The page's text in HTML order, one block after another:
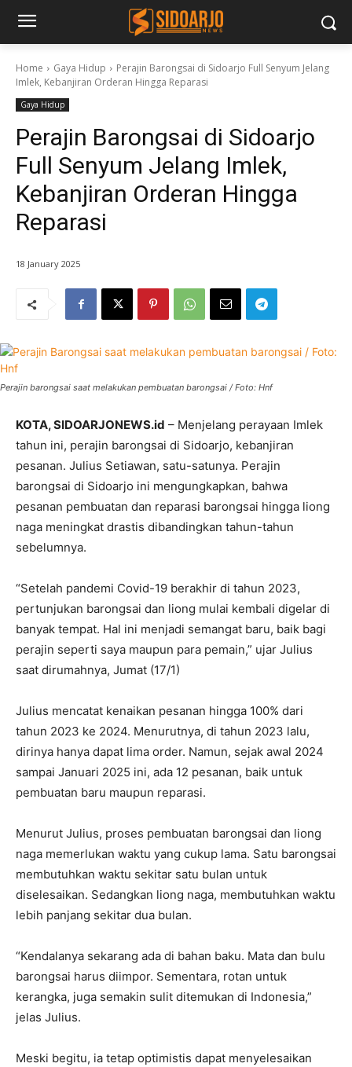
Home Gaya Hidup
Perajin Barongsai di Sidoarjo Full Senyum Jelang
Imlek, Kebanjiran Orderan Hingga Reparasi
Gaya Hidup
Perajin Barongsai di Sidoarjo
Full Senyum Jelang Imlek,
Kebanjiran Orderan Hingga
Reparasi
18 January 2025
Perajin barongsai saat melakukan pembuatan barongsai / Foto: Hnf
KOTA, SIDOARJONEWS.id – Menjelang perayaan Imlek
tahun ini, perajin barongsai di Sidoarjo, kebanjiran
pesanan. Julius Setiawan, satu-satunya. Perajin
barongsai di Sidoarjo ini mengungkapkan, bahwa
pesanan pembuatan dan reparasi barongsai hingga liong
naga meningkat drastis dibandingkan tahun-tahun
sebelumnya.
“Setelah pandemi Covid-19 berakhir di tahun 2023,
pertunjukan barongsai dan liong mulai kembali digelar di
banyak tempat. Hal ini menjadi semangat baru, baik bagi
perajin seperti saya maupun para pemain,” ujar Julius
saat dirumahnya, Jumat (17/1)
Julius mencatat kenaikan pesanan hingga 100% dari
tahun 2023 ke 2024. Menurutnya, di tahun 2023 lalu,
dirinya hanya dapat lima order. Namun, sejak awal 2024
sampai Januari 2025 ini, ada 12 pesanan, baik untuk
pembuatan baru maupun reparasi.
Menurut Julius, proses pembuatan barongsai dan liong
naga memerlukan waktu yang cukup lama. Satu barongsai
membutuhkan waktu sekitar satu bulan untuk
diselesaikan. Sedangkan liong naga, membutuhkan waktu
lebih panjang sekitar dua bulan.
“Kendalanya sekarang ada di bahan baku. Mata dan bulu
barongsai harus diimpor. Sementara, rotan untuk
kerangka, juga semakin sulit ditemukan di Indonesia,”
jelas Julius.
Meski begitu, ia tetap optimistis dapat menyelesaikan